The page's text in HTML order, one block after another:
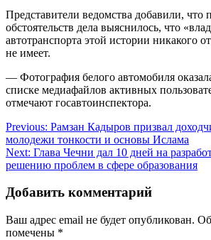
Представители ведомства добавили, что
обстоятельств дела выяснилось, что
автотранспорта этой истории никакого
не имеет.
— Фотография белого автомобиля
списке медиафайлов активных
отмечают госавтоинспектора.
Навигация
по
записям
Previous: Рамзан Кадыров призвал
молодежи тонкости и основы Ислама
Next: Глава Чечни дал 10 дней на
решению проблем в сфере образования
Добавить комментарий
Ваш адрес email не будет опубликован.
помечены *